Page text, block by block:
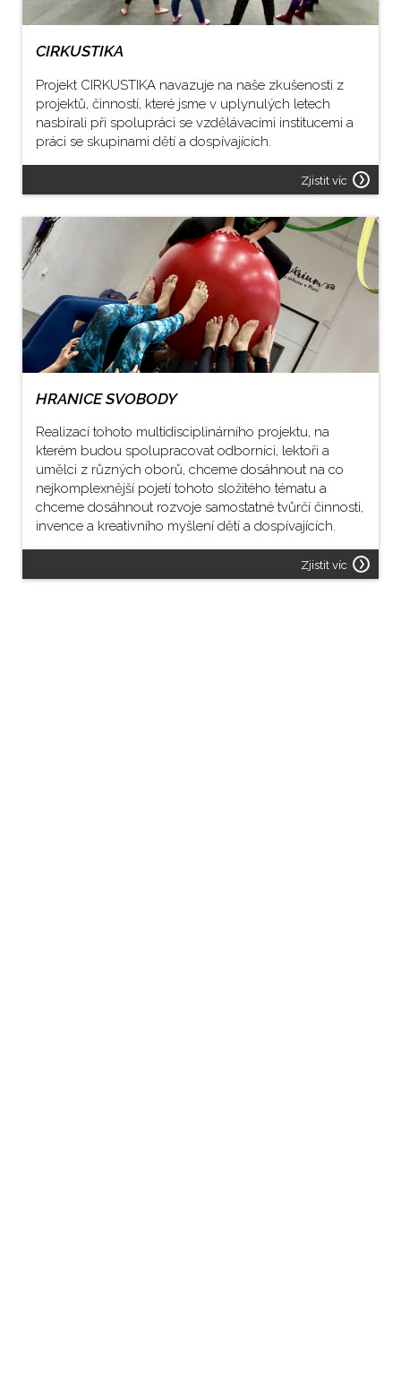
CIRKUSTIKA
Projekt CIRKUSTIKA navazuje na naše zkušenosti z
projektů, činností, které jsme v uplynulých letech
nasbírali při spolupráci se vzdělávacími institucemi a
práci se skupinami dětí a dospívajících.
Zjistit víc
HRANICE SVOBODY
Realizací tohoto multidisciplinárního projektu, na
kterém budou spolupracovat odborníci, lektoři a
umělci z různých oborů, chceme dosáhnout na co
nejkomplexnější pojetí tohoto složitého tématu a
chceme dosáhnout rozvoje samostatné tvůrčí činnosti,
invence a kreativního myšlení dětí a dospívajících.
Zjistit víc